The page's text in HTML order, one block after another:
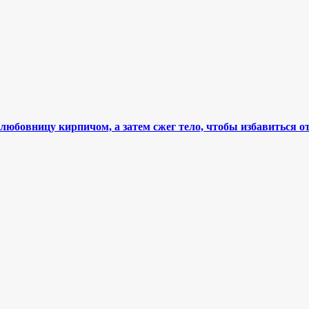
кирпичом, а затем сжег тело, чтобы избавиться